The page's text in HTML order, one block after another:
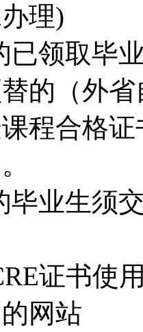
理)
已领取毕
的（外
程合格
毕业生须
证书使
网站